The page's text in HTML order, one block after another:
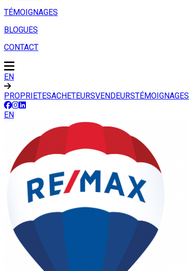
TÉMOIGNAGES
BLOGUES
CONTACT
EN
PROPRIETESACHETEURSVENDEURSTÉMOIGNAGES
EN